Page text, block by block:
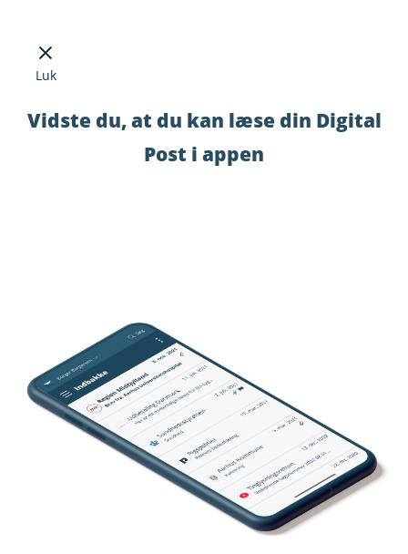
Luk
Vidste du, at du kan læse din Digital
Post i appen